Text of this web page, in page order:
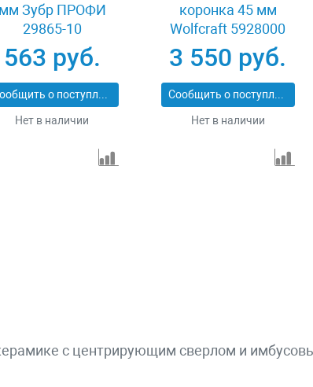
мм Зубр ПРОФИ
29865-10
563 руб.
Сообщить о поступлении
Нет в наличии
коронка 45 мм
Wolfcraft 5928000
3 550 руб.
Сообщить о поступлении
Нет в наличии
с центрирующим сверлом и